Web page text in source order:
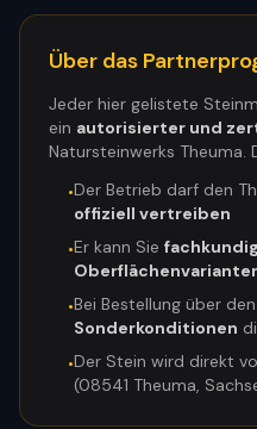
Über das
Jeder hier gelistete
ein autorisierter und
Natursteinwerks Theuma.
•Der Betrieb darf den
offiziell vertreiben
•Er kann Sie
•Bei Bestellung über
Sonderkonditionen
•Der Stein wird direkt
(08541 Theuma,